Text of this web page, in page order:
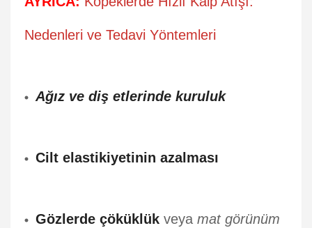
Nedenleri ve Tedavi Yöntemleri
Ağız ve diş etlerinde kuruluk
Cilt elastikiyetinin azalması
Gözlerde çöküklük veya mat görünüm